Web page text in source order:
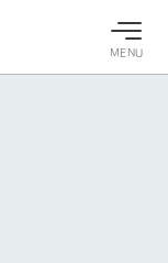
MENU